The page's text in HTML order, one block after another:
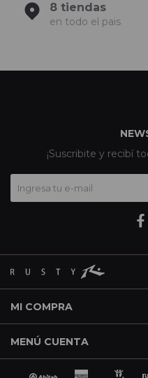
8 tiendas
en todo el pais
MI COMPRA
MENÚ CUENTA
¡Suscribite y recibí